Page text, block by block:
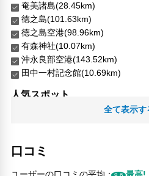
奄美諸島(28.45km)
徳之島(101.63km)
徳之島空港(98.96km)
有森神社(10.07km)
沖永良部空港(143.52km)
田中一村記念館(10.69km)
人気スポット
全て表示す
口コミ